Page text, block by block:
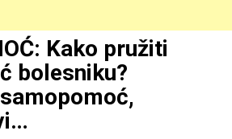
Kako pružiti
bolesniku?